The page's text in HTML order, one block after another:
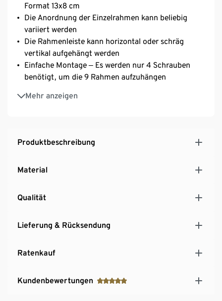
Format 13x8 cm
Die Anordnung der Einzelrahmen kann beliebig
variiert werden
Die Rahmenleiste kann horizontal oder schräg
vertikal aufgehängt werden
Einfache Montage ‒ Es werden nur 4 Schrauben
benötigt, um die 9 Rahmen aufzuhängen
Mehr anzeigen
Montagematerial im Lieferumfang enthalten
Galerierahmen-Set mit modernem Wasserfall-
Produktbeschreibung
Material
Qualität
Lieferung & Rücksendung
Ratenkauf
Kundenbewertungen